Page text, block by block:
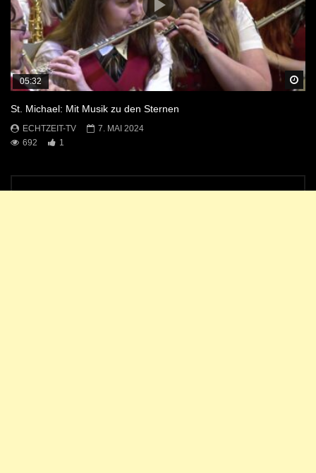
05:32
St. Michael: Mit Musik zu den Sternen
ECHTZEIT-TV
7. MAI 2024
692
1